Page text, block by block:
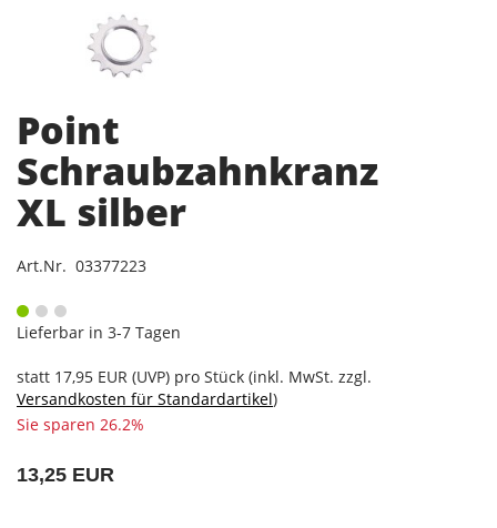
Point
Schraubzahnkranz
XL silber
Art.Nr. 03377223
Lieferbar in 3-7 Tagen
statt 17,95 EUR (UVP) pro Stück (inkl. MwSt. zzgl.
Versandkosten für Standardartikel)
Sie sparen 26.2%
13,25 EUR